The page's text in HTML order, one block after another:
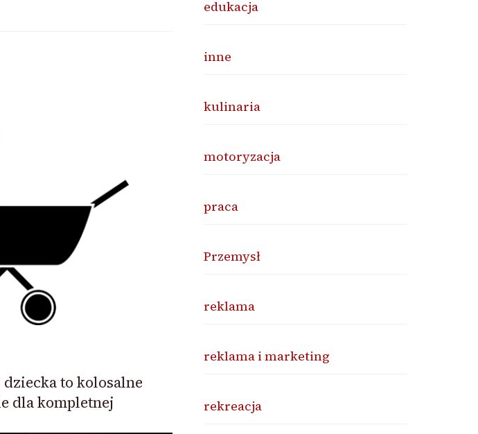
to kolosalne
dla kompletnej
edukacja
inne
kulinaria
motoryzacja
praca
Przemysł
reklama
reklama i marketing
rekreacja